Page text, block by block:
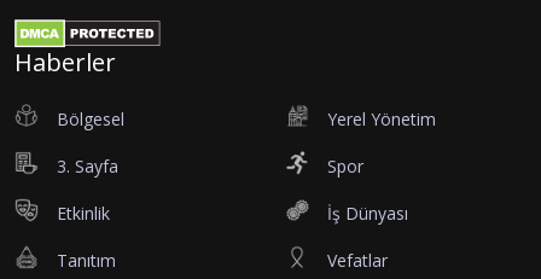
Haberler
Bölgesel Yerel Yönetim
3. Sayfa Spor
Etkinlik İş Dünyası
Tanıtım Vefatlar